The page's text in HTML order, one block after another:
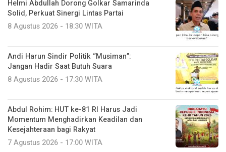
Helmi Abdullah Dorong Golkar Samarinda
Solid, Perkuat Sinergi Lintas Partai
8 Agustus 2026 - 18:30 WITA
Andi Harun Sindir Politik “Musiman”:
Jangan Hadir Saat Butuh Suara
8 Agustus 2026 - 17:30 WITA
Abdul Rohim: HUT ke-81 RI Harus Jadi
Momentum Menghadirkan Keadilan dan
Kesejahteraan bagi Rakyat
7 Agustus 2026 - 17:00 WITA